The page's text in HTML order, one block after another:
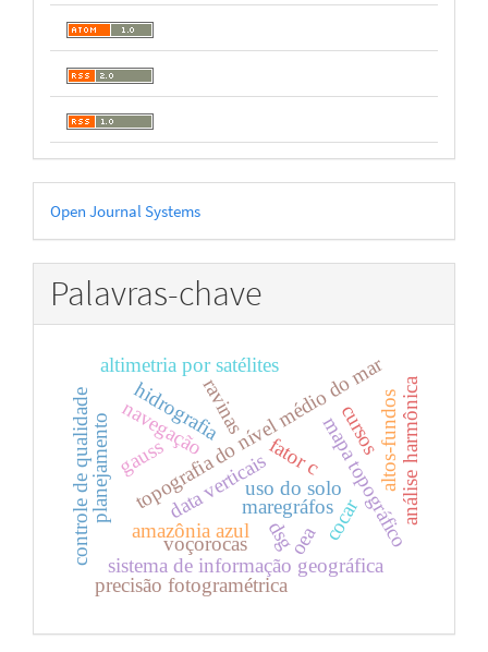
Desenvolvido
por
Open Journal Systems
Palavras-chave
data verticais
topografia do nível médio do mar
amazônia azul
voçorocas
ravinas
uso do solo
sistema de informação geográfica
altimetria por satélites
mapa topográficoanálise harmônica
controle de qualidade maregráfos
hidrografia altos-fundos
navegação
planejamento cocar
dsg
precisão fotogramétrica
fator c
gauss
oea
cursos